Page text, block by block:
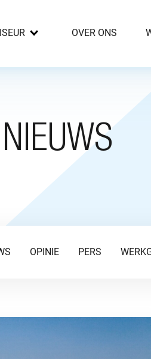
OVER ONS
NIEUWS
OPINIE PERS